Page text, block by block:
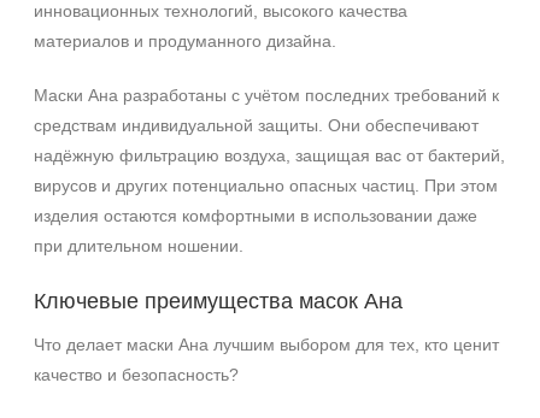
инновационных технологий, высокого качества
материалов и продуманного дизайна.
Маски Ана разработаны с учётом последних требований к
средствам индивидуальной защиты. Они обеспечивают
надёжную фильтрацию воздуха, защищая вас от бактерий,
вирусов и других потенциально опасных частиц. При этом
изделия остаются комфортными в использовании даже
при длительном ношении.
Ключевые преимущества масок Ана
Что делает маски Ана лучшим выбором для тех, кто ценит
качество и безопасность?